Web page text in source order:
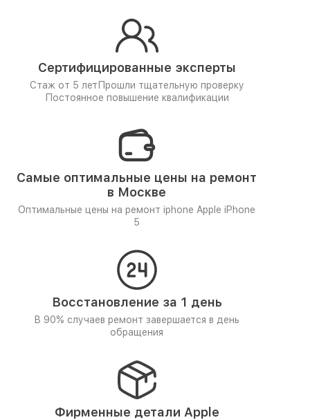
Сертифицированные эксперты
Стаж от 5 лет Прошли тщательную проверку
Постоянное повышение квалификации
Самые оптимальные цены на ремонт
в Москве
Оптимальные цены на ремонт iphone Apple iPhone
5
Восстановление за 1 день
В 90% случаев ремонт завершается в день
обращения
Фирменные детали Apple